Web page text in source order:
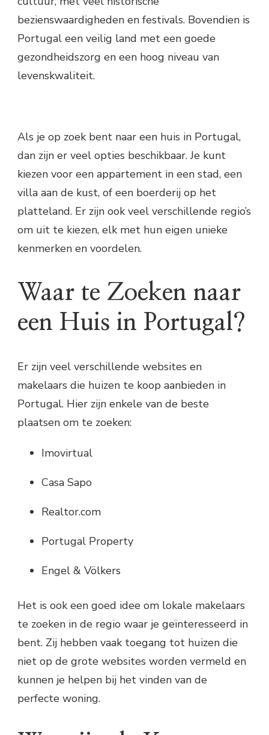
bezienswaardigheden en festivals. Bovendien is
Portugal een veilig land met een goede
gezondheidszorg en een hoog niveau van
levenskwaliteit.
Als je op zoek bent naar een huis in Portugal,
dan zijn er veel opties beschikbaar. Je kunt
kiezen voor een appartement in een stad, een
villa aan de kust, of een boerderij op het
platteland. Er zijn ook veel verschillende regio’s
om uit te kiezen, elk met hun eigen unieke
kenmerken en voordelen.
Waar te Zoeken naar
een Huis in Portugal?
Er zijn veel verschillende websites en
makelaars die huizen te koop aanbieden in
Portugal. Hier zijn enkele van de beste
plaatsen om te zoeken:
Imovirtual
Casa Sapo
Realtor.com
Portugal Property
Engel & Völkers
Het is ook een goed idee om lokale makelaars
te zoeken in de regio waar je geïnteresseerd in
bent. Zij hebben vaak toegang tot huizen die
niet op de grote websites worden vermeld en
kunnen je helpen bij het vinden van de
perfecte woning.